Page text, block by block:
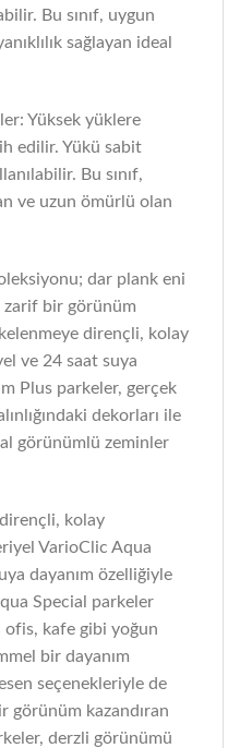
Bu sınıf, uygun
sağlayan ideal
Yüksek yüklere
edilir. Yükü sabit
Bu sınıf,
ve uzun ömürlü olan
dar plank eni
zarif bir görünüm
dirençli, kolay
ve 24 saat suya
Plus parkeler, gerçek
dekorları ile
görünümlü zeminler
kolay
VarioClic Aqua
dayanım özelliğiyle
Special parkeler
ofis, kafe gibi yoğun
bir dayanım
seçenekleriyle de
görünüm kazandıran
derzli görünümü